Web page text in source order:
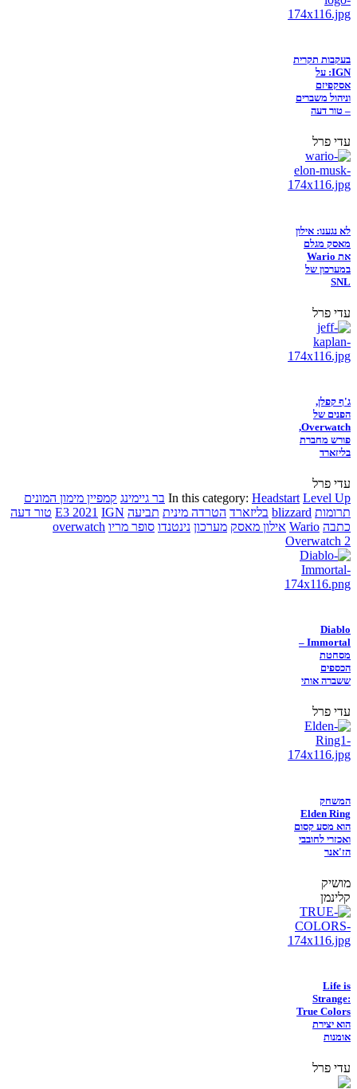
בעקבות תקרית
IGN: על
אסקפיזם
וניהול משברים
– טור דעה
עדי פרל
לא נגענו: אילון
מאסק מגלם
את Wario
במערכון של
SNL
עדי פרל
ג'ף קפלן,
הפנים של
Overwatch,
פורש מחברת
בליזארד
עדי פרל
In this category: Headstart Level Up בר גיימינג קמפיין מימון המונים
תרומות blizzard בליזארד הטרדה מינית תביעה E3 2021 IGN
טור דעה
כתבה Wario אילון מאסק מערכון נינטנדו סופר מריו overwatch
Overwatch 2
Diablo
Immortal –
מסחטת
הכספים
ששברה אותי
עדי פרל
המשחק
Elden Ring
הוא מסע קסום
ואכזרי לחובבי
הז'אנר
מושיק
קלינמן
Life is
Strange:
True Colors
הוא יצירת
אומנות
עדי פרל